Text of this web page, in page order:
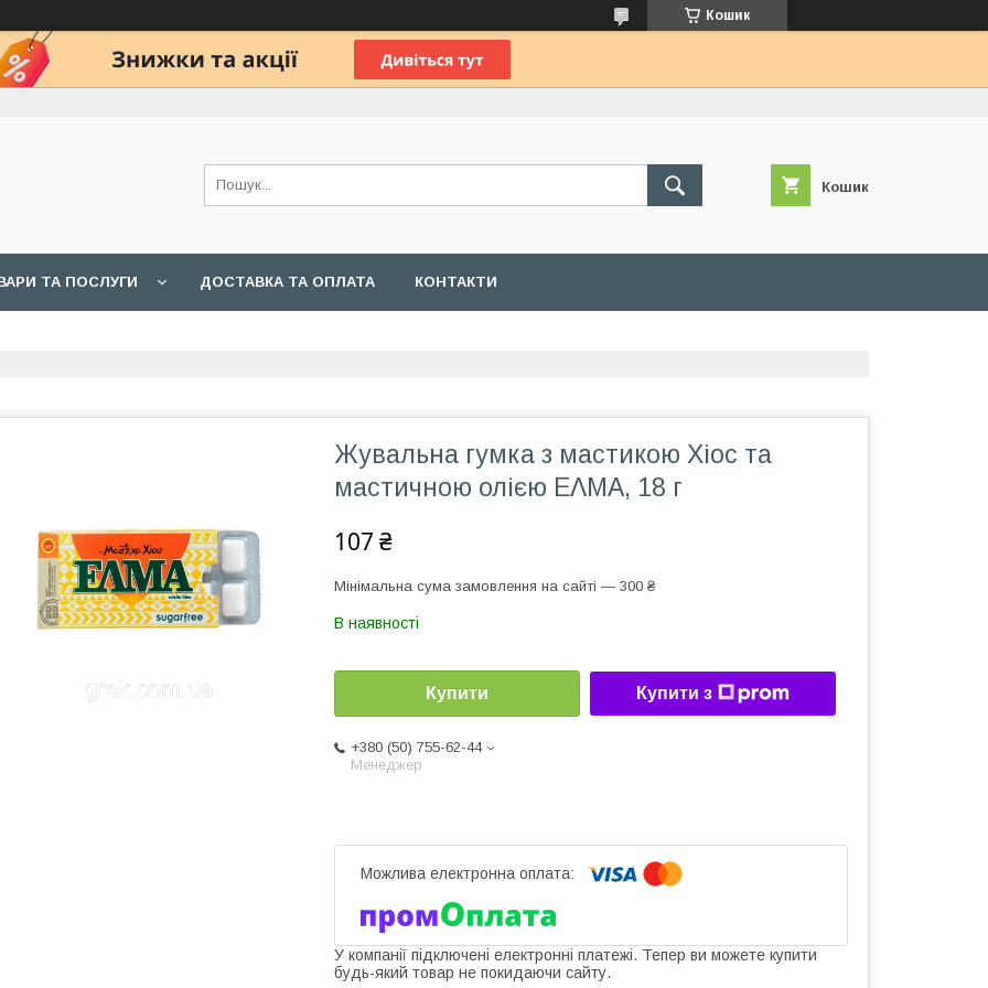
Кошик
Кошик
ТА ПОСЛУГИ ДОСТАВКА ТА ОПЛАТА КОНТАКТИ
Жувальна гумка з мастикою Хіос та
мастичною олією ΕΛΜΑ, 18 г
107 ₴
Мінімальна сума замовлення на сайті — 300 ₴
В наявності
Купити Купити з
+380 (50) 755-62-44
Менеджер
У компанії підключені електронні платежі. Тепер ви можете купити
будь-який товар не покидаючи сайту.